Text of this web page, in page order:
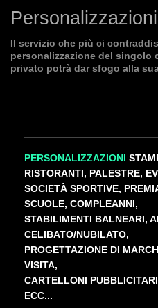
Il servizio che più ci
personalizzazione del singolo
privato potrà dar sfogo alla
PERSONALIZZAZIONI
RISTORANTI, PALESTRE,
SOCIETÀ SPORTIVE,
SCUOLE, COMPLEANNI,
STABILIMENTI BALNEARI,
CELIBATO/NUBILATO,
PROGETTAZIONE DI
VISITA,
CARTELLONI
ECC...